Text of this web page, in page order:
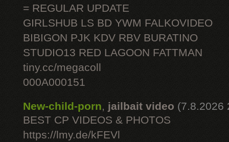
= REGULAR UPDATE
GIRLSHUB LS BD YWM FALKOVIDEO
BIBIGON PJK KDV RBV BURATINO
STUDIO13 RED LAGOON FATTMAN
tiny.cc/megacoll
000A000151
New-child-porn, jailbait video (7.8.2026
BEST CP VIDEOS & PHOTOS
https://lmy.de/kFEVl